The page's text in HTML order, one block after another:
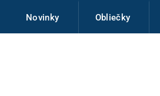
Novinky Obliečky